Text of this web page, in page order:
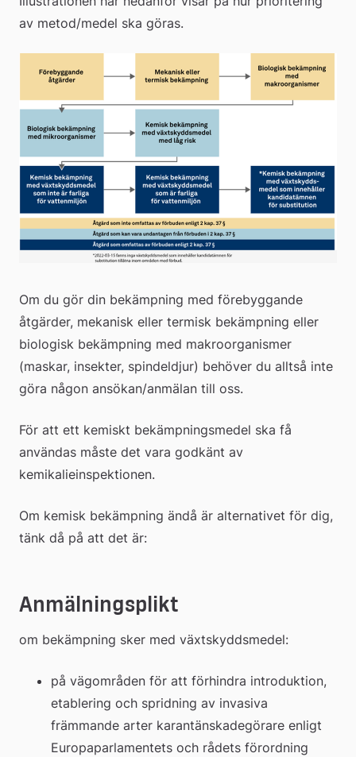
av metod/medel ska göras.
Om du gör din bekämpning med förebyggande
åtgärder, mekanisk eller termisk bekämpning eller
biologisk bekämpning med makroorganismer
(maskar, insekter, spindeldjur) behöver du alltså inte
göra någon ansökan/anmälan till oss.
För att ett kemiskt bekämpningsmedel ska få
användas måste det vara godkänt av
kemikalieinspektionen.
Om kemisk bekämpning ändå är alternativet för dig,
tänk då på att det är:
Anmälningsplikt
om bekämpning sker med växtskyddsmedel:
på vägområden för att förhindra introduktion,
etablering och spridning av invasiva
främmande arter karantänskadegörare enligt
Europaparlamentets och rådets förordning